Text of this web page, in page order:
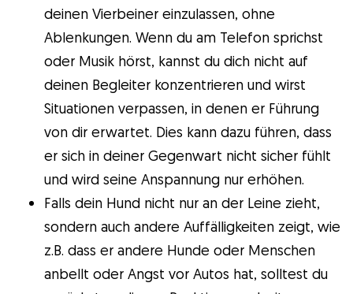
deinen Vierbeiner einzulassen, ohne
Ablenkungen. Wenn du am Telefon sprichst
oder Musik hörst, kannst du dich nicht auf
deinen Begleiter konzentrieren und wirst
Situationen verpassen, in denen er Führung
von dir erwartet. Dies kann dazu führen, dass
er sich in deiner Gegenwart nicht sicher fühlt
und wird seine Anspannung nur erhöhen.
Falls dein Hund nicht nur an der Leine zieht,
sondern auch andere Auffälligkeiten zeigt, wie
z.B. dass er andere Hunde oder Menschen
anbellt oder Angst vor Autos hat, solltest du